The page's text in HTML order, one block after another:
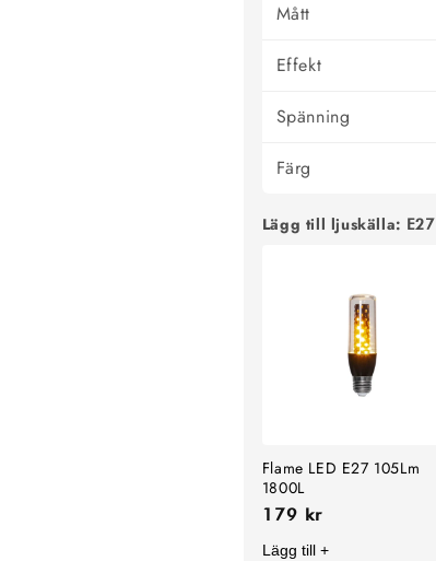
Mått
Effekt
Spänning
Färg
Lägg till ljuskälla: E27
Flame LED E27 105Lm
1800L
179 kr
Lägg till +